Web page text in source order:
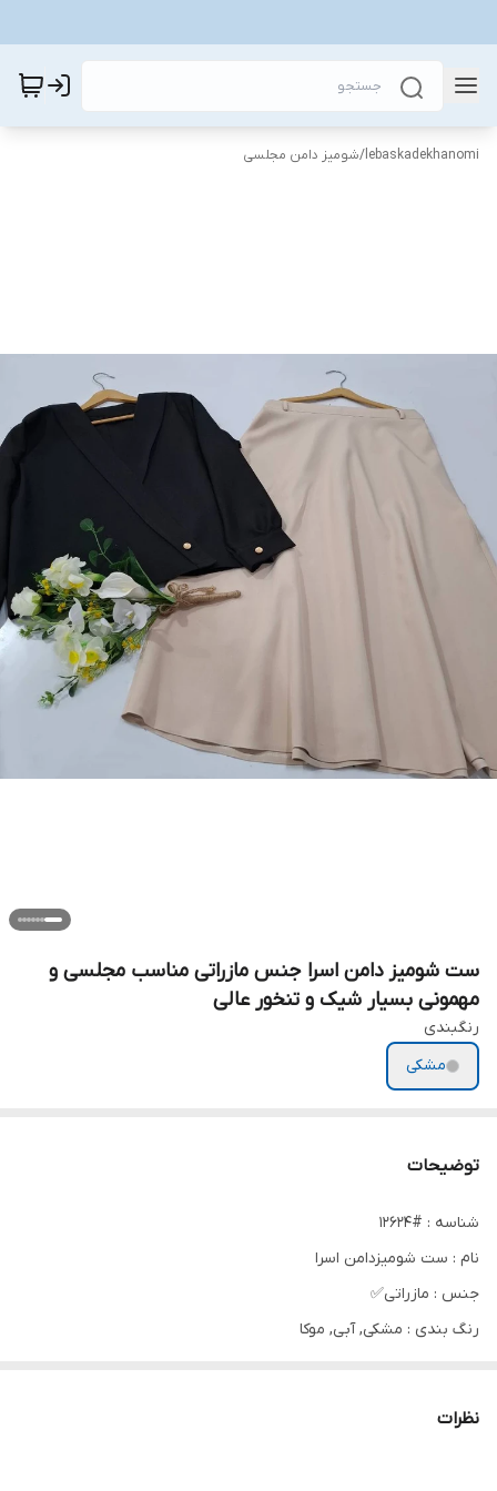
lebaskadekhanomi
/شومیز دامن مجلسی
ست شومیز دامن اسرا جنس مازراتی مناسب مجلسی و
مهمونی بسیار شیک و تنخور عالی
رنگبندی
مشکی
توضیحات
شناسه : #12624
نام : ست‌ شومیز‌دامن اسرا
جنس : مازراتی✅
رنگ بندی : مشکی, آبی, موکا
نظرات